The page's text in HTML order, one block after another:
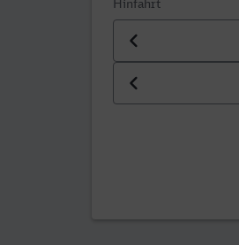
Hinfahrt
Datum der Hinfahrt
Uhrzeit der Hinfahrt